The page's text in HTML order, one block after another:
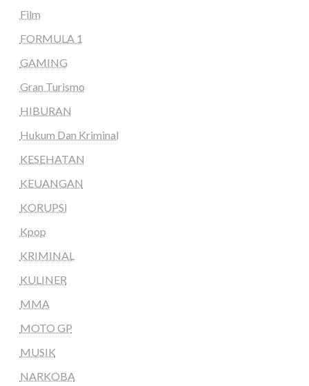
Film
FORMULA 1
GAMING
Gran Turismo
HIBURAN
Hukum Dan Kriminal
KESEHATAN
KEUANGAN
KORUPSI
Kpop
KRIMINAL
KULINER
MMA
MOTO GP
MUSIK
NARKOBA